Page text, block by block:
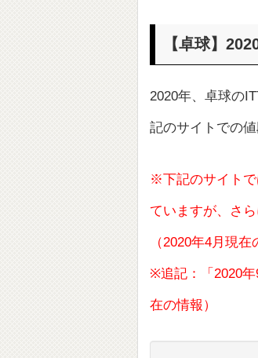
【卓球】
2020年、卓球の
記のサイトでの
※下記のサイト
ていますが、さ
（2020年4月現在
※追記：「2020
在の情報）